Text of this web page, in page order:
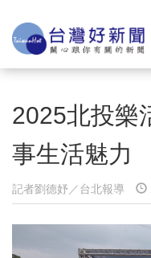
2025北投
事生活魅力
記者劉德妤／台北報導